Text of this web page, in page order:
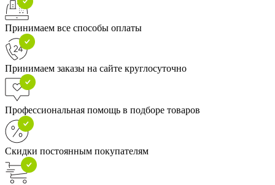
Принимаем все способы оплаты
Принимаем заказы на сайте круглосуточно
Профессиональная помощь в подборе товаров
Скидки постоянным покупателям